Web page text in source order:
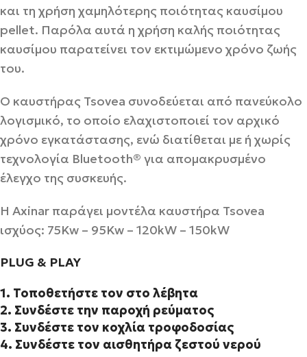
και τη χρήση χαμηλότερης ποιότητας καυσίμου
pellet. Παρόλα αυτά η χρήση καλής ποιότητας
καυσίμου παρατείνει τον εκτιμώμενο χρόνο ζωής
του.
Ο καυστήρας Tsovea συνοδεύεται από πανεύκολο
λογισμικό, το οποίο ελαχιστοποιεί τον αρχικό
χρόνο εγκατάστασης, ενώ διατίθεται με ή χωρίς
τεχνολογία Bluetooth® για απομακρυσμένο
έλεγχο της συσκευής.
Η Axinar παράγει μοντέλα καυστήρα Tsovea
ισχύος: 75Kw – 95Kw – 120kW – 150kW
PLUG & PLAY
1. Τοποθετήστε τον στο λέβητα
2. Συνδέστε την παροχή ρεύματος
3. Συνδέστε τον κοχλία τροφοδοσίας
4. Συνδέστε τον αισθητήρα ζεστού νερού